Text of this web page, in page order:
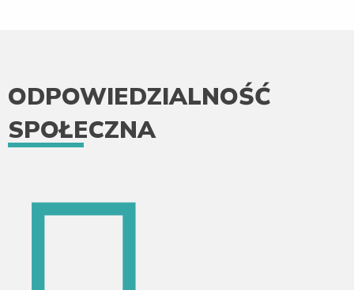
ODPOWIEDZIALNOŚĆ
SPOŁECZNA